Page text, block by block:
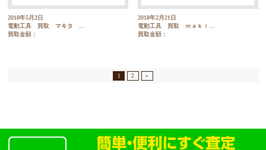
2018年5月2日
電動工具 買取 マキタ ...
買取金額：
2018年2月21日
電動工具 買取 ｍａｋｉ...
買取金額：
1 2 »